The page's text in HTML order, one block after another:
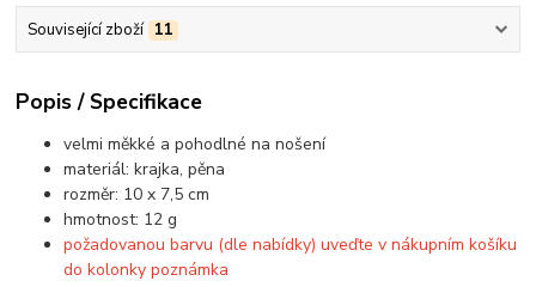
Související zboží 11
Popis / Specifikace
velmi měkké a pohodlné na nošení
materiál: krajka, pěna
rozměr: 10 x 7,5 cm
hmotnost: 12 g
požadovanou barvu (dle nabídky) uveďte v nákupním košíku
do kolonky poznámka